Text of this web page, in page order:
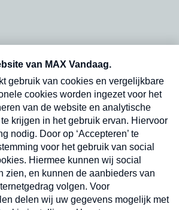
vrijdag- en dinsdagochtend in
Verzend